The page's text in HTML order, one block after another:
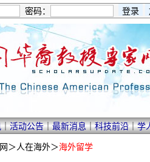
密码：
｜活动公告｜最新消息｜科技前沿｜学
＞人在海外＞海外留学